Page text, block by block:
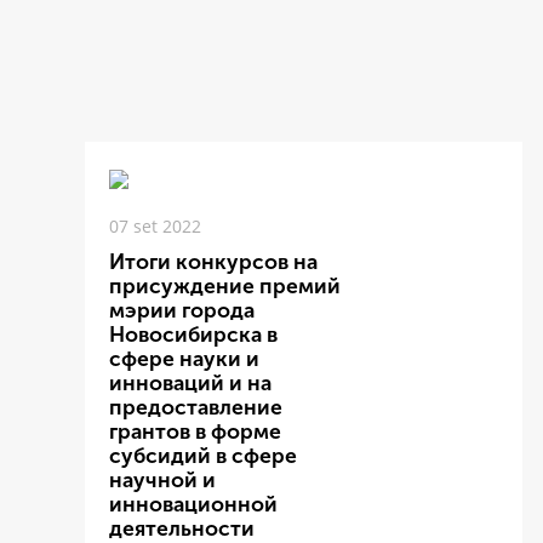
07 set 2022
Итоги конкурсов на
присуждение премий
мэрии города
Новосибирска в
сфере науки и
инноваций и на
предоставление
грантов в форме
субсидий в сфере
научной и
инновационной
деятельности